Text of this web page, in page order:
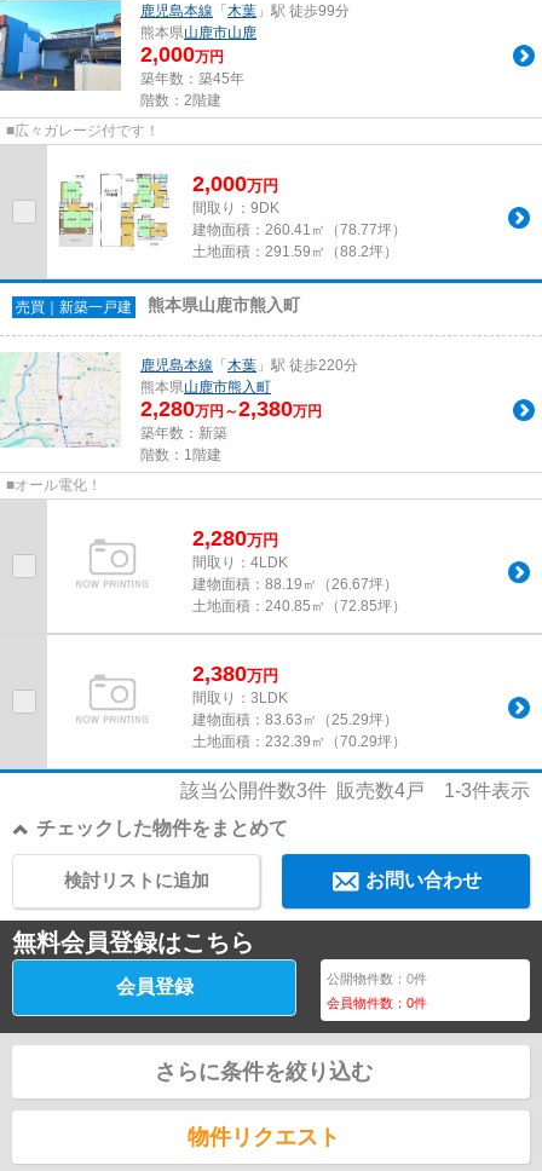
鹿児島本線 「 木葉 」駅 徒歩99分
熊本県山鹿市山鹿
2,000万円
築年数：築45年
階数：2階建
■広々ガレージ付です！
2,000万円
間取り：9DK
建物面積： 260.41㎡（78.77坪）
土地面積： 291.59㎡（88.2坪）
売買｜新築一戸建 熊本県山鹿市熊入町
鹿児島本線 「 木葉 」駅 徒歩220分
熊本県山鹿市熊入町
2,280万円～2,380万円
築年数：新築
階数：1階建
■オール電化！
2,280万円
間取り：4LDK
建物面積： 88.19㎡（26.67坪）
土地面積： 240.85㎡（72.85坪）
2,380万円
間取り：3LDK
建物面積： 83.63㎡（25.29坪）
土地面積： 232.39㎡（70.29坪）
該当公開件数3件 販売数4戸 1-3件表示
チェックした物件をまとめて
お問い合わせ
検討リストに追加
無料会員登録はこちら
会員登録 公開物件数：0件
会員物件数：0件
さらに条件を絞り込む
物件リクエスト